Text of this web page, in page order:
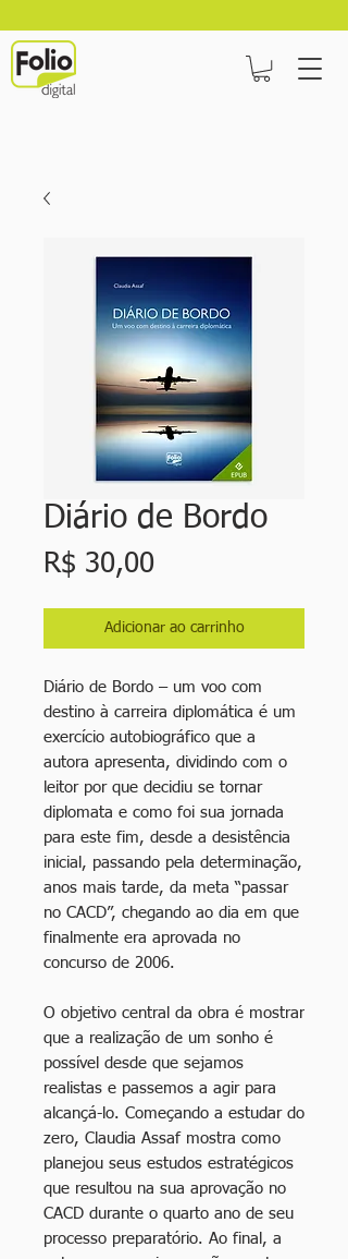
Diário de Bordo
R$ 30,00Preço
Adicionar ao carrinho
Diário de Bordo – um voo com
destino à carreira diplomática é um
exercício autobiográfico que a
autora apresenta, dividindo com o
leitor por que decidiu se tornar
diplomata e como foi sua jornada
para este fim, desde a desistência
inicial, passando pela determinação,
anos mais tarde, da meta “passar
no CACD”, chegando ao dia em que
finalmente era aprovada no
concurso de 2006.
O objetivo central da obra é mostrar
que a realização de um sonho é
possível desde que sejamos
realistas e passemos a agir para
alcançá-lo. Começando a estudar do
zero, Claudia Assaf mostra como
planejou seus estudos estratégicos
que resultou na sua aprovação no
CACD durante o quarto ano de seu
processo preparatório. Ao final, a